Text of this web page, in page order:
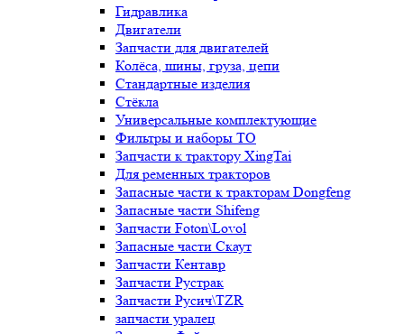
Гидравлика
Двигатели
Запчасти для двигателей
Колёса, шины, груза, цепи
Стандартные изделия
Стёкла
Универсальные комплектующие
Фильтры и наборы ТО
Запчасти к трактору XingTai
Для ременных тракторов
Запасные части к тракторам Dongfeng
Запасные части Shifeng
Запчасти Foton\Lovol
Запасные части Скаут
Запчасти Кентавр
Запчасти Рустрак
Запчасти Русич\TZR
запчасти уралец